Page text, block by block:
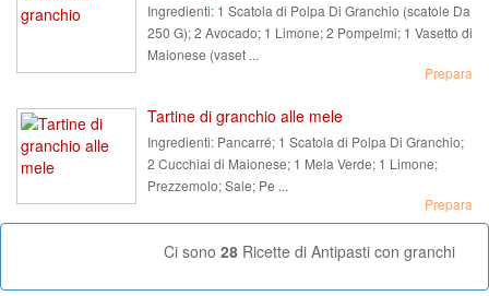
Ingredienti: 1 Scatola di Polpa Di Granchio (scatole Da
250 G); 2 Avocado; 1 Limone; 2 Pompelmi; 1 Vasetto di
Maionese (vaset ...
Prepara
Tartine di granchio alle mele
Ingredienti: Pancarré; 1 Scatola di Polpa Di Granchio;
2 Cucchiai di Maionese; 1 Mela Verde; 1 Limone;
Prezzemolo; Sale; Pe ...
Prepara
Ci sono 28 Ricette di Antipasti con granchi